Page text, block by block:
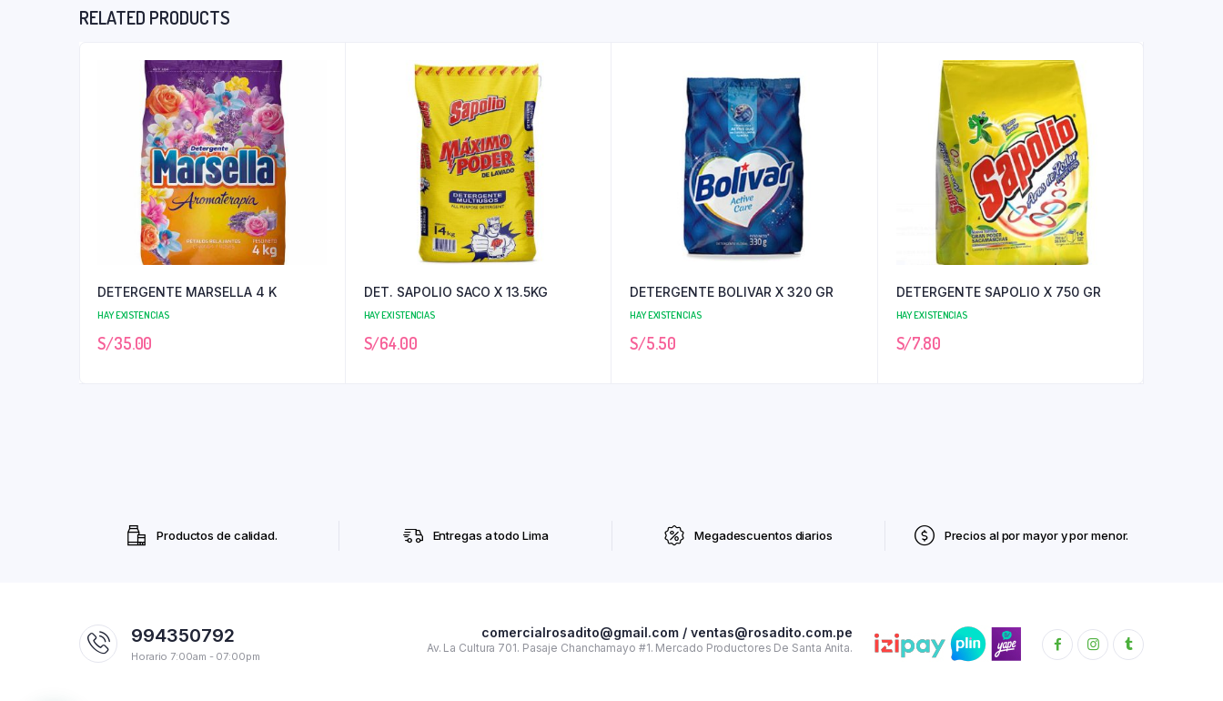
RELATED PRODUCTS
DETERGENTE MARSELLA 4 K
HAY EXISTENCIAS
S/35.00
DET. SAPOLIO SACO X 13.5KG
HAY EXISTENCIAS
S/64.00
DETERGENTE BOLIVAR X 320 GR
HAY EXISTENCIAS
S/5.50
DETERGENTE SAPOLIO X 750 GR
HAY EXISTENCIAS
S/7.80
Productos de calidad. Entregas a todo Lima Megadescuentos diarios Precios al por mayor y por menor.
994350792
Horario 7:00am - 07:00pm
comercialrosadito@gmail.com / ventas@rosadito.com.pe
Av. La Cultura 701. Pasaje Chanchamayo #1. Mercado Productores De Santa Anita.